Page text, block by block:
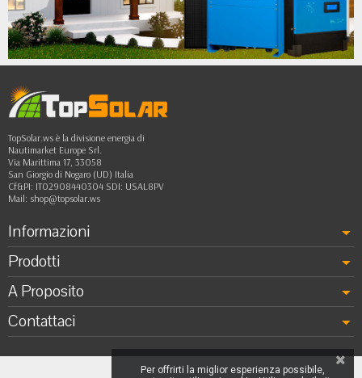
•
••
TopSolar.ws è la divisione energia di
Nautimarket Europe Srl.
Via Marittima 17, 33058
San Giorgio di Nogaro (UD) Italia
Cf&PI: IT02908440304 SDI: USAL8PV
Mail: shop@topsolar.ws
Informazioni
Prodotti
A Proposito
Contattaci
Per offrirti la miglior esperienza possibile,